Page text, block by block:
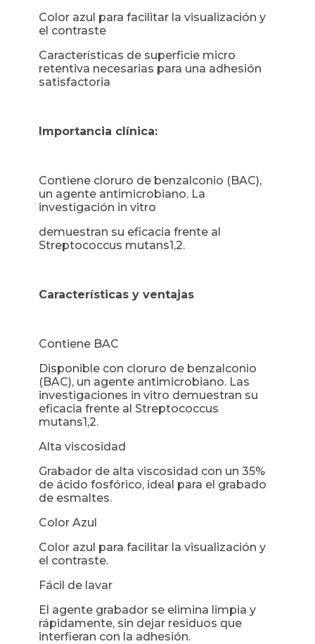
Color azul para facilitar la visualización y
el contraste
Características de superficie micro
retentiva necesarias para una adhesión
satisfactoria
Importancia clínica:
Contiene cloruro de benzalconio (BAC),
un agente antimicrobiano. La
investigación in vitro
demuestran su eficacia frente al
Streptococcus mutans1,2.
Características y ventajas
Contiene BAC
Disponible con cloruro de benzalconio
(BAC), un agente antimicrobiano. Las
investigaciones in vitro demuestran su
eficacia frente al Streptococcus
mutans1,2.
Alta viscosidad
Grabador de alta viscosidad con un 35%
de ácido fosfórico, ideal para el grabado
de esmaltes.
Color Azul
Color azul para facilitar la visualización y
el contraste.
Fácil de lavar
El agente grabador se elimina limpia y
rápidamente, sin dejar residuos que
interfieran con la adhesión.